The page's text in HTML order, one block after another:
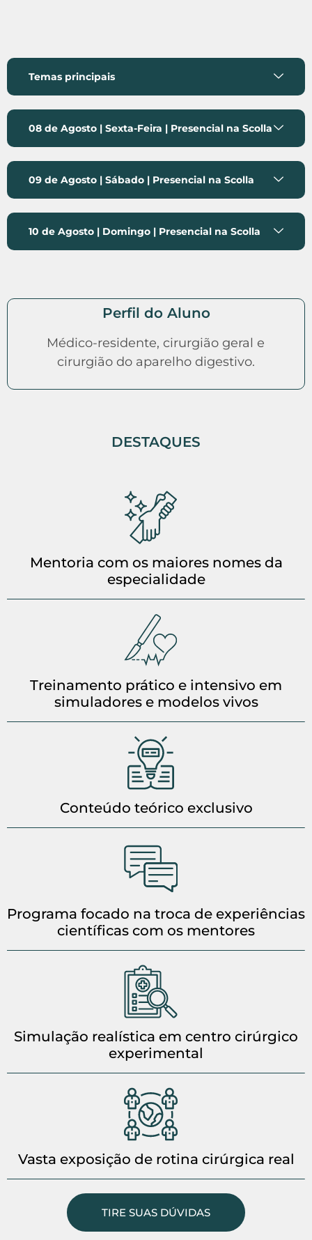
Temas principais
08 de Agosto | Sexta-Feira | Presencial na Scolla
09 de Agosto | Sábado | Presencial na Scolla
10 de Agosto | Domingo | Presencial na Scolla
Perfil do Aluno
Médico-residente, cirurgião geral e
cirurgião do aparelho digestivo.
DESTAQUES
Mentoria com os maiores nomes da
especialidade
Treinamento prático e intensivo em
simuladores e modelos vivos
Conteúdo teórico exclusivo
Programa focado na troca de experiências
científicas com os mentores
Simulação realística em centro cirúrgico
experimental
Vasta exposição de rotina cirúrgica real
TIRE SUAS DÚVIDAS